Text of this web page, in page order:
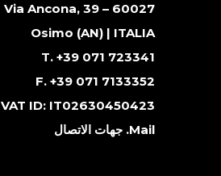
Via Ancona, 39 – 60027
Osimo (AN) | ITALIA
T. +39 071 723341
F. +39 071 7133352
VAT ID: IT02630450423
Mail. جهات الاتصال